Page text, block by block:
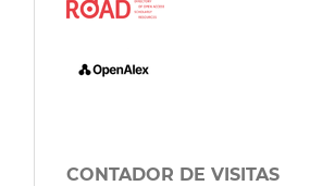
CONTADOR DE VISITAS